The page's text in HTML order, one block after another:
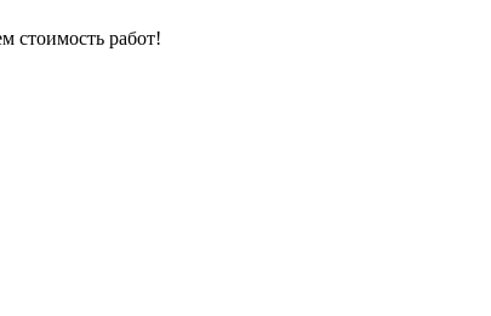
стоимость работ!